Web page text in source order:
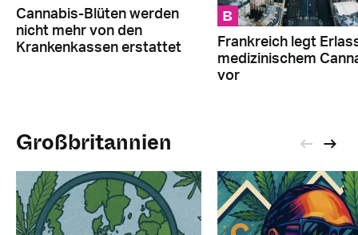
Cannabis-Blüten werden
nicht mehr von den
Krankenkassen erstattet
B
Frankreich legt
medizinischem
vor
Großbritannien